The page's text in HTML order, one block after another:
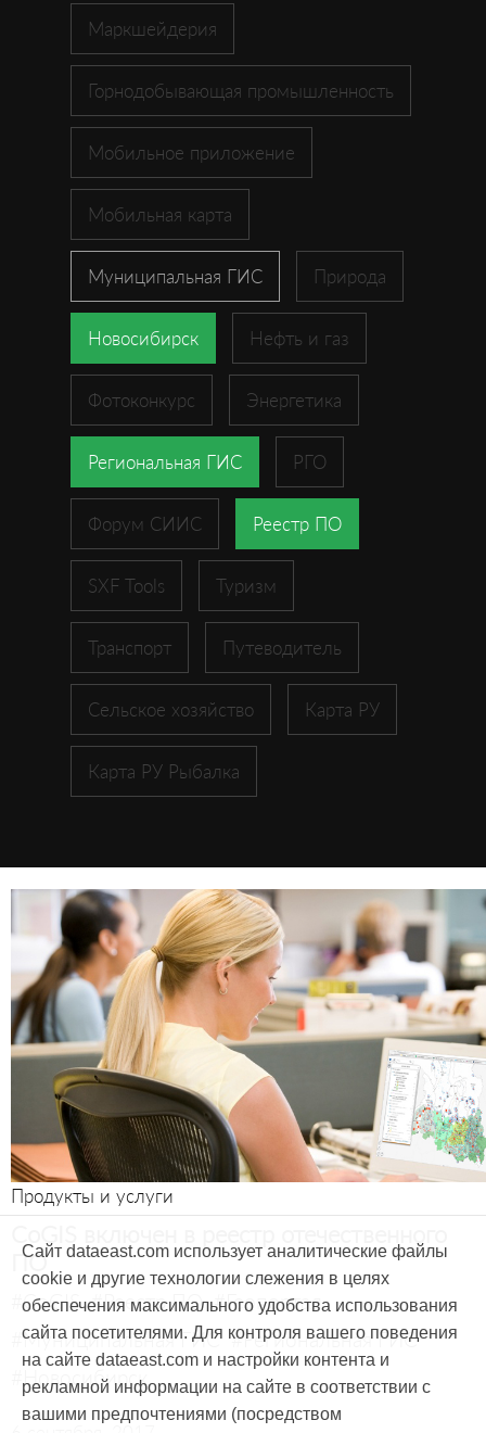
Маркшейдерия
Горнодобывающая промышленность
Мобильное приложение
Мобильная карта
Муниципальная ГИС Природа
Новосибирск Нефть и газ
Фотоконкурс Энергетика
Региональная ГИС РГО
Форум СИИС Реестр ПО
SXF Tools Туризм
Транспорт Путеводитель
Сельское хозяйство Карта РУ
Карта РУ Рыбалка
Продукты и услуги
ПО
#CoGIS #Реестр ПО #Геопортал
#Муниципальная ГИС #Региональная ГИС
#Новосибирск
Сайт dataeast.com использует аналитические файлы
cookie и другие технологии слежения в целях
обеспечения максимального удобства использования
сайта посетителями. Для контроля вашего поведения
на сайте dataeast.com и настройки контента и
рекламной информации на сайте в соответствии с
вашими предпочтениями (посредством